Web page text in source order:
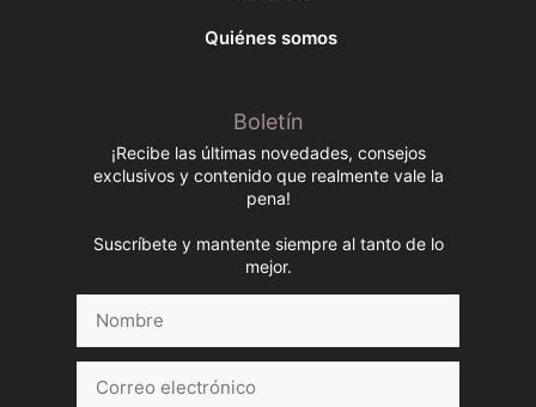
Quiénes somos
Boletín
¡Recibe las últimas novedades, consejos
exclusivos y contenido que realmente vale la
pena!
Suscríbete y mantente siempre al tanto de lo
mejor.
electrónico